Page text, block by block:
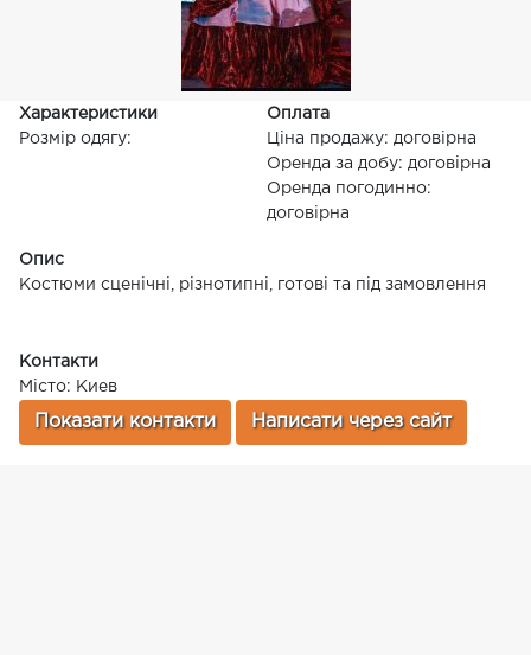
Характеристики
Розмір одягу:
Оплата
Ціна продажу: договірна
Оренда за добу: договірна
Оренда погодинно:
договірна
Опис
Костюми сценічні, різнотипні, готові та під замовлення
Контакти
Місто: Киев
Показати контакти Написати через сайт